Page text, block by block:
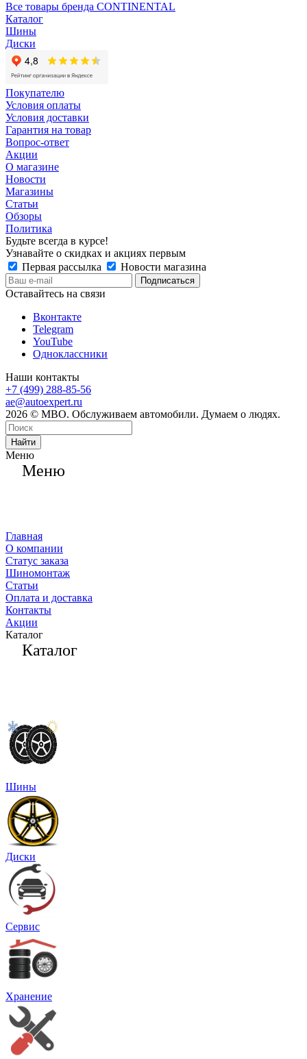
Все товары бренда CONTINENTAL
Каталог
Шины
Диски
Покупателю
Условия оплаты
Условия доставки
Гарантия на товар
Вопрос-ответ
Акции
О магазине
Новости
Магазины
Статьи
Обзоры
Политика
Будьте всегда в курсе!
Узнавайте о скидках и акциях первым
Первая рассылка
Новости магазина
Оставайтесь на связи
Вконтакте
Telegram
YouTube
Одноклассники
Наши контакты
+7 (499) 288-85-56
ae@autoexpert.ru
2026 © МВО. Обслуживаем автомобили. Думаем о людях.
Найти
Меню
Меню
Главная
О компании
Статус заказа
Шиномонтаж
Статьи
Оплата и доставка
Контакты
Акции
Каталог
Каталог
Шины
Диски
Сервис
Хранение